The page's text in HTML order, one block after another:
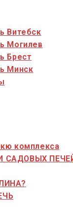
Витебск
Могилев
Брест
Минск
комплекса
САДОВЫХ